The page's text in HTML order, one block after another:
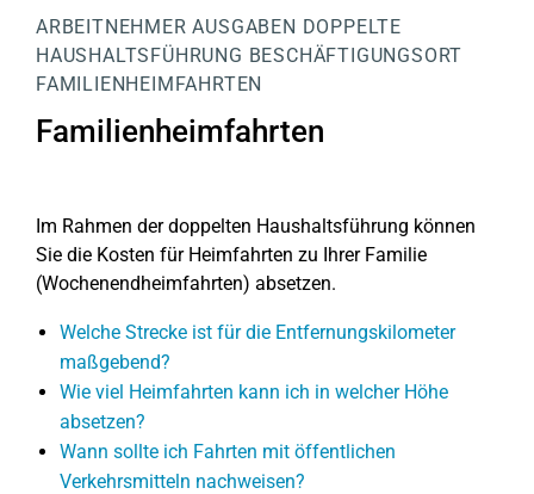
ARBEITNEHMER AUSGABEN DOPPELTE
HAUSHALTSFÜHRUNG BESCHÄFTIGUNGSORT
FAMILIENHEIMFAHRTEN
Familienheimfahrten
Im Rahmen der doppelten Haushaltsführung können
Sie die Kosten für Heimfahrten zu Ihrer Familie
(Wochenendheimfahrten) absetzen.
Welche Strecke ist für die Entfernungskilometer
maßgebend?
Wie viel Heimfahrten kann ich in welcher Höhe
absetzen?
Wann sollte ich Fahrten mit öffentlichen
Verkehrsmitteln nachweisen?